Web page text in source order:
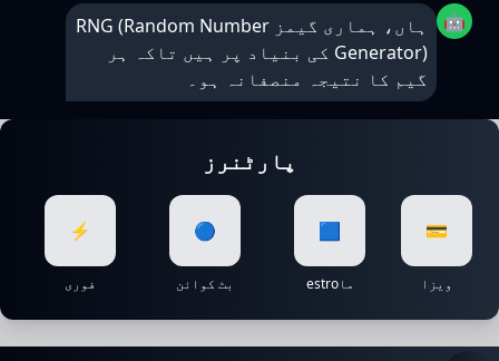
🤖
ہاں، ہماری گیمز RNG (Random Number
Generator) کی بنیاد پر ہیں تاکہ ہر
گیم کا نتیجہ منصفانہ ہو۔
پارٹنرز
💳
ویزا
🟦
ماestro
🔵
بٹ کوائن
⚡
فوری